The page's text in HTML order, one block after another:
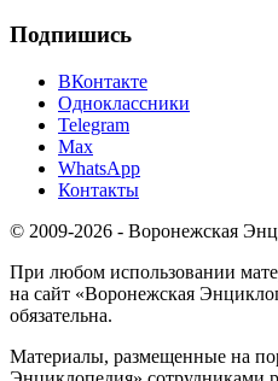
Подпишись
ВКонтакте
Одноклассники
Telegram
Max
WhatsApp
Контакты
© 2009-2026 - Воронежская
При любом использовании
на сайт «Воронежская
обязательна.
Материалы, размещенные на